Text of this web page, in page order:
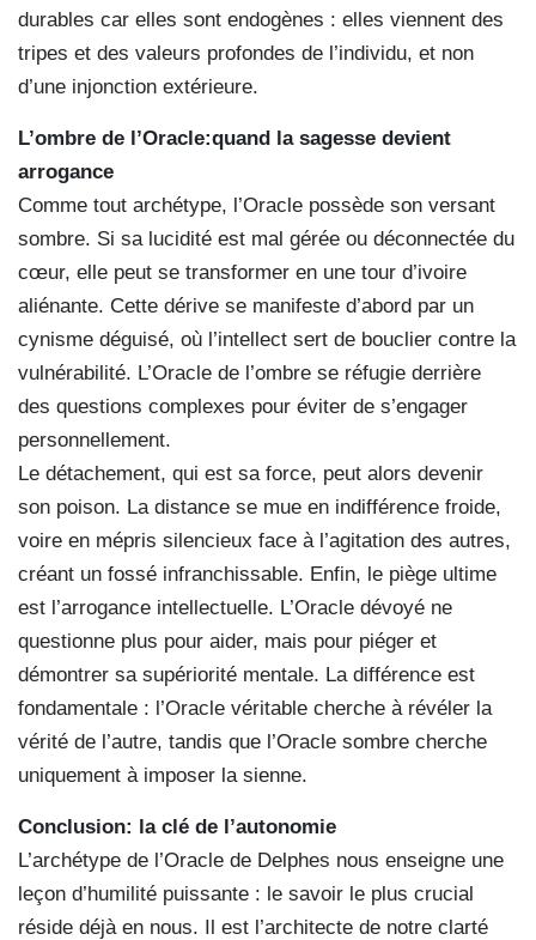
durables car elles sont endogènes : elles viennent des
tripes et des valeurs profondes de l’individu, et non
d’une injonction extérieure.
L’ombre de l’Oracle:quand la sagesse devient
arrogance
Comme tout archétype, l’Oracle possède son versant
sombre. Si sa lucidité est mal gérée ou déconnectée du
cœur, elle peut se transformer en une tour d’ivoire
aliénante. Cette dérive se manifeste d’abord par un
cynisme déguisé, où l’intellect sert de bouclier contre la
vulnérabilité. L’Oracle de l’ombre se réfugie derrière
des questions complexes pour éviter de s’engager
personnellement.
Le détachement, qui est sa force, peut alors devenir
son poison. La distance se mue en indifférence froide,
voire en mépris silencieux face à l’agitation des autres,
créant un fossé infranchissable. Enfin, le piège ultime
est l’arrogance intellectuelle. L’Oracle dévoyé ne
questionne plus pour aider, mais pour piéger et
démontrer sa supériorité mentale. La différence est
fondamentale : l’Oracle véritable cherche à révéler la
vérité de l’autre, tandis que l’Oracle sombre cherche
uniquement à imposer la sienne.
Conclusion: la clé de l’autonomie
L’archétype de l’Oracle de Delphes nous enseigne une
leçon d’humilité puissante : le savoir le plus crucial
réside déjà en nous. Il est l’architecte de notre clarté